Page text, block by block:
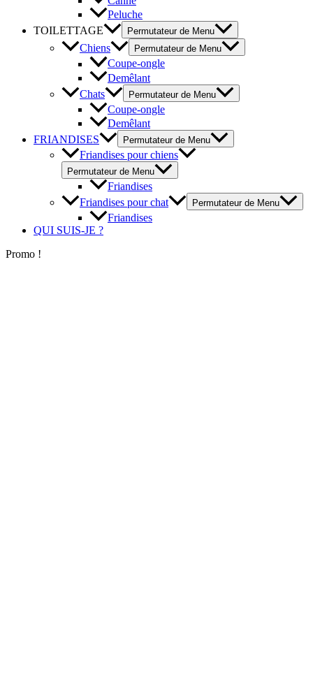
Peluche
TOILETTAGE
Permutateur de Menu
Chiens Permutateur de Menu
Coupe-ongle
Demêlant
Chats
Permutateur de Menu
Coupe-ongle
Demêlant
FRIANDISES
Permutateur de Menu
Friandises pour chiens
Permutateur de Menu
Friandises
Friandises pour chat
Permutateur de Menu
Friandises
QUI SUIS-JE ?
Promo !